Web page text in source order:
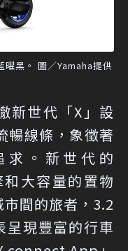
黑。 圖／Yamaha提供
新世代「X」設
暢線條，象徵著
求。新世代的
和大容量的置物
間的旅者，3.2
呈現豐富的行車